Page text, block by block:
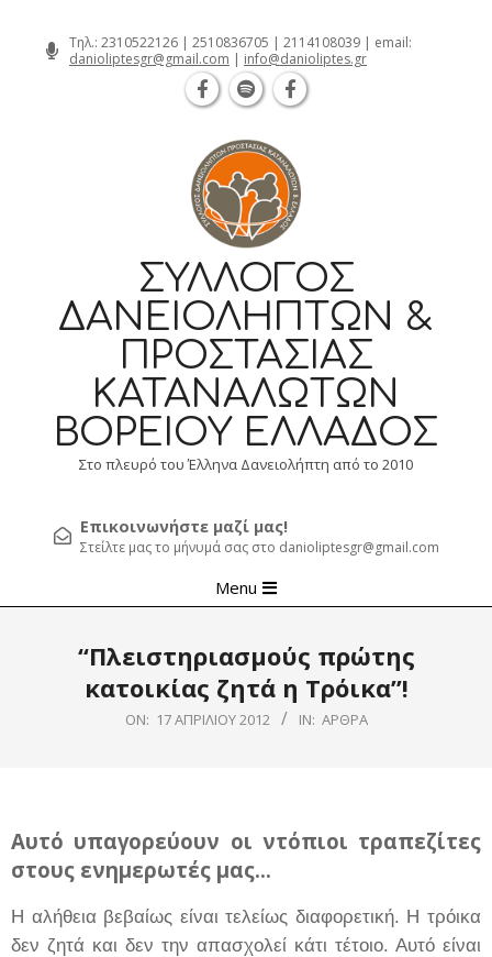
Τηλ.: 2310522126 | 2510836705 | 2114108039 | email:
danioliptesgr@gmail.com | info@danioliptes.gr
ΣΎΛΛΟΓΟΣ
ΔΑΝΕΙΟΛΗΠΤΏΝ &
ΠΡΟΣΤΑΣΊΑΣ
ΚΑΤΑΝΑΛΩΤΏΝ
ΒΟΡΕΊΟΥ ΕΛΛΆΔΟΣ
Στο πλευρό του Έλληνα Δανειολήπτη από το 2010
Επικοινωνήστε μαζί μας!
Στείλτε μας το μήνυμά σας στο danioliptesgr@gmail.com
Navigation
Menu
“Πλειστηριασμούς πρώτης
κατοικίας ζητά η Τρόικα”!
ON: 17 ΑΠΡΙΛΊΟΥ 2012 IN: ΆΡΘΡΑ
Αυτό υπαγορεύουν οι ντόπιοι τραπεζίτες
στους ενημερωτές μας…
Η αλήθεια βεβαίως είναι τελείως διαφορετική. Η τρόικα
δεν ζητά και δεν την απασχολεί κάτι τέτοιο. Αυτό είναι